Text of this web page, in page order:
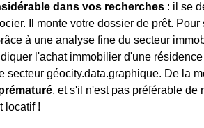
dans vos recherches : il se
Il monte votre dossier de prêt.
à une analyse fine du secteur
l'achat immobilier d'une
secteur géocity.data.graphique. De la
, et s'il n'est pas préférable de
locatif !